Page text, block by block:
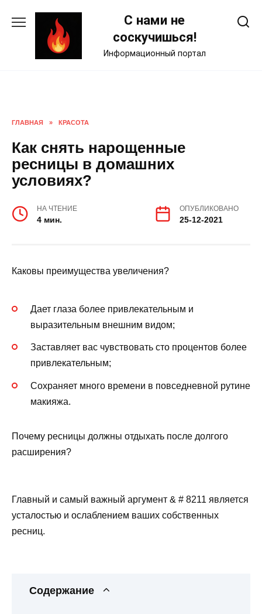
С нами не
соскучишься!
Информационный портал
ГЛАВНАЯ » КРАСОТА
Как снять нарощенные
ресницы в домашних
условиях?
НА ЧТЕНИЕ
4 мин.
ОПУБЛИКОВАНО
25-12-2021
Каковы преимущества увеличения?
Дает глаза более привлекательным и
выразительным внешним видом;
Заставляет вас чувствовать сто процентов более
привлекательным;
Сохраняет много времени в повседневной рутине
макияжа.
Почему ресницы должны отдыхать после долгого
расширения?
Главный и самый важный аргумент & # 8211 является
усталостью и ослаблением ваших собственных
ресниц.
Содержание